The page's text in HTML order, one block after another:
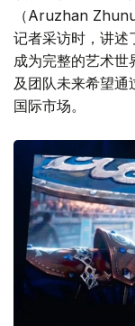
（Aruzhan
记者采访时，讲
成为完整的艺术世
及团队未来希望通
国际市场。